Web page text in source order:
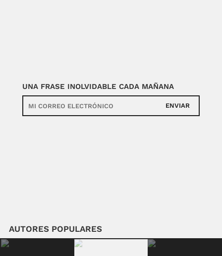
UNA FRASE INOLVIDABLE CADA MAÑANA
ENVIAR
AUTORES POPULARES